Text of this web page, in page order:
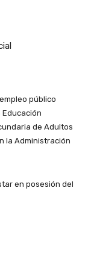
público
de Adultos
la Administración
en posesión del